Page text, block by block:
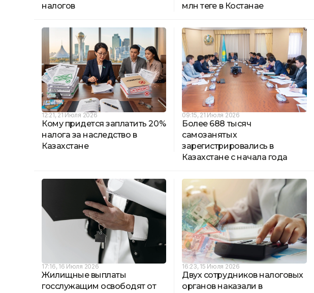
налогов
млн теңге в Костанае
12:21, 21 Июля 2026
Кому придется заплатить 20%
налога за наследство в
Казахстане
09:15, 21 Июля 2026
Более 688 тысяч
самозанятых
зарегистрировались в
Казахстане с начала года
17:16, 16 Июля 2026
Жилищные выплаты
госслужащим освободят от
16:23, 15 Июля 2026
Двух сотрудников налоговых
органов наказали в